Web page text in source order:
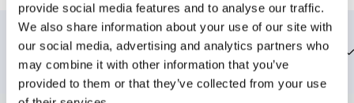
provide social media features and to analyse our traffic.
We also share information about your use of our site with
our social media, advertising and analytics partners who
may combine it with other information that you’ve
provided to them or that they’ve collected from your use
Team members